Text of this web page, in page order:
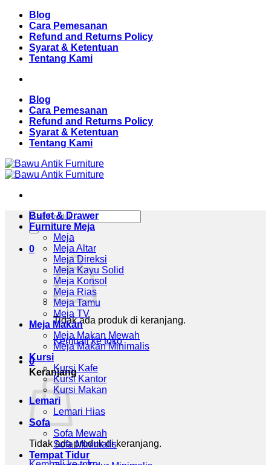
Skip
content
Blog
Cara Pemesanan
Refund and Returns Policy
Syarat & Ketentuan
Tentang Kami
Blog
Cara Pemesanan
Refund and Returns Policy
Syarat & Ketentuan
Tentang Kami
Pencarian
untuk:
0
Tidak ada produk di keranjang.
Kembali ke toko
0
Keranjang
Tidak ada produk di keranjang.
Bufet & Drawer
Furniture Meja
Meja
Meja Altar
Meja Direksi
Meja Kayu Solid
Meja Konsol
Meja Rias
Meja Tamu
Meja TV
Meja Makan
Meja Makan Mewah
Meja Makan Minimalis
Kursi
Kursi Kafe
Kursi Kantor
Kursi Makan
Lemari
Lemari Hias
Sofa
Sofa Mewah
Sofa Minimalis
Tempat Tidur